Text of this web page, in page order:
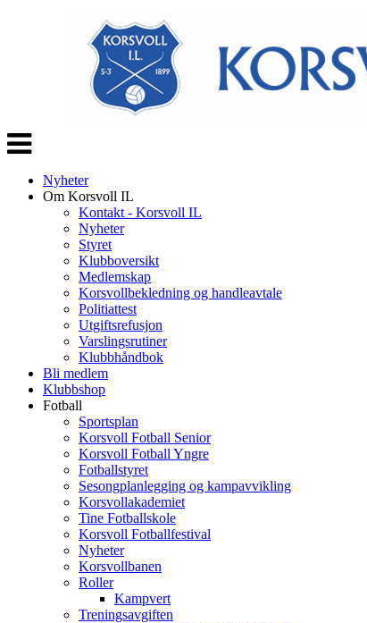
Veksle
navigasjon
Nyheter
Om Korsvoll IL
Kontakt - Korsvoll IL
Nyheter
Styret
Klubboversikt
Medlemskap
Korsvollbekledning og handleavtale
Politiattest
Utgiftsrefusjon
Varslingsrutiner
Klubbhåndbok
Bli medlem
Klubbshop
Fotball
Sportsplan
Korsvoll Fotball Senior
Korsvoll Fotball Yngre
Fotballstyret
Sesongplanlegging og kampavvikling
Korsvollakademiet
Tine Fotballskole
Korsvoll Fotballfestival
Nyheter
Korsvollbanen
Roller
Kampvert
Treningsavgiften